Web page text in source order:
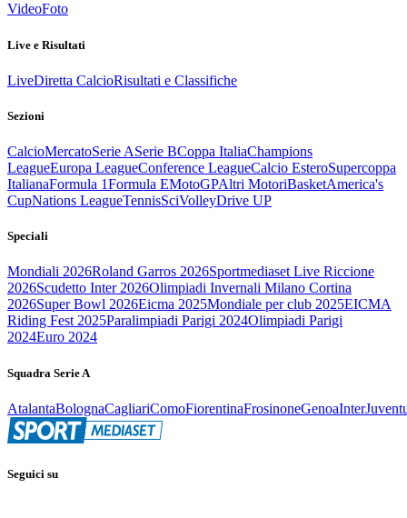
VideoFoto
Live e Risultati
LiveDiretta CalcioRisultati e Classifiche
Sezioni
CalcioMercatoSerie ASerie BCoppa ItaliaChampions
LeagueEuropa LeagueConference LeagueCalcio EsteroSupercoppa
ItalianaFormula 1Formula EMotoGPAltri MotoriBasketAmerica's
CupNations LeagueTennisSciVolleyDrive UP
Speciali
Mondiali 2026Roland Garros 2026Sportmediaset Live Riccione
2026Scudetto Inter 2026Olimpiadi Invernali Milano Cortina
2026Super Bowl 2026Eicma 2025Mondiale per club 2025EICMA
Riding Fest 2025Paralimpiadi Parigi 2024Olimpiadi Parigi
2024Euro 2024
Squadra Serie A
AtalantaBolognaCagliariComoFiorentinaFrosinoneGenoaInter
Seguici su